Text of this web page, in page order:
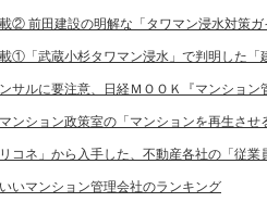
② 前田建設の明解な「タワマン浸水対策
①「武蔵小杉タワマン浸水」で判明した「
サルに要注意、日経ＭＯＯＫ『マンション
ンション政策室の「マンションを再生させ
コネ」から入手した、不動産各社の「従業
いマンション管理会社のランキング